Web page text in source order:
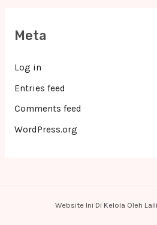
Meta
Log in
Entries feed
Comments feed
WordPress.org
Website Ini Di Kelola Oleh